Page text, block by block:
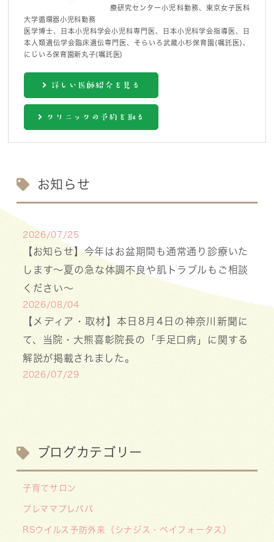
療研究センター小児科勤務、東京女子医科
大学循環器小児科勤務
医学博士、日本小児科学会小児科専門医、日本小児科学会指導医、日
本人類遺伝学会臨床遺伝専門医、そらいろ武蔵小杉保育園(嘱託医)、
にじいろ保育園新丸子(嘱託医)
詳しい医師紹介を見る
クリニックの予約を取る
お知らせ
2026/07/25
【お知らせ】今年はお盆期間も通常通り診療いた
します〜夏の急な体調不良や肌トラブルもご相談
ください〜
2026/08/04
【メディア・取材】本日8月4日の神奈川新聞に
て、当院・大熊喜彰院長の「手足口病」に関する
解説が掲載されました。
2026/07/29
2026/07/13
【お知らせ】川崎市の「麻しん（はしか）対策事
2026/07/07
【デジタル診察券に移行します】
ブログカテゴリー
子育てサロン
プレママプレパパ
RSウイルス予防外来（シナジス・ベイフォータス）